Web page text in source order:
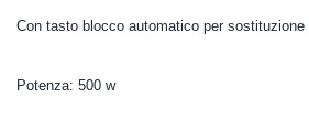
Con tasto blocco automatico per sostituzione
Potenza: 500 w